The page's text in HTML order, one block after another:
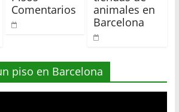
Comentarios
animales en
Barcelona
piso en Barcelona